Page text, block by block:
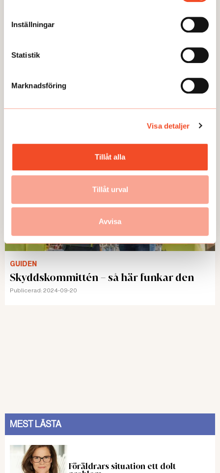
Inställningar
Statistik
Marknadsföring
Visa detaljer
Tillåt alla
Tillåt urval
Avvisa
TEMA
GUIDEN
Skyddskommittén – så här funkar den
Publicerad: 2024-09-20
MEST LÄSTA
Föräldrars situation ett dolt